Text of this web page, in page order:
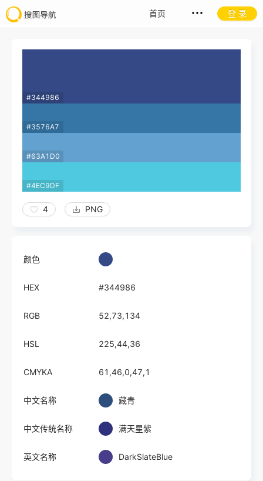
首页 登 录
#344986
#3576A7
#63A1D0
#4EC9DF
4 PNG
颜色
HEX #344986
RGB 52,73,134
HSL 225,44,36
CMYKA 61,46,0,47,1
中文名称 藏青
中文传统名称 满天星紫
英文名称 DarkSlateBlue